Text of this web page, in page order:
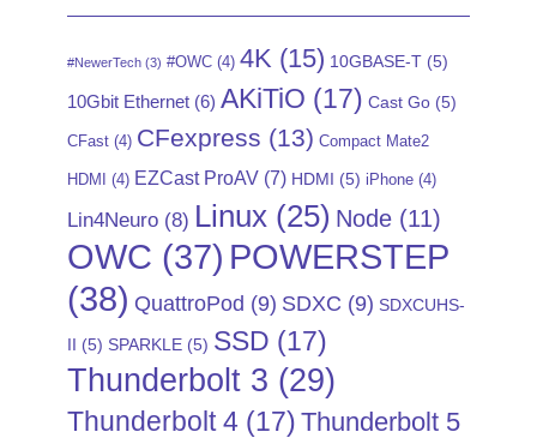
#NewerTech (3) #OWC (4) 4K (15) 10GBASE-T (5)
10Gbit Ethernet (6) AKiTiO (17) Cast Go (5)
CFast (4) CFexpress (13) Compact Mate2
HDMI (4) EZCast ProAV (7) HDMI (5) iPhone (4)
Lin4Neuro (8) Linux (25) Node (11)
OWC (37) POWERSTEP
(38) QuattroPod (9) SDXC (9) SDXCUHS-
II (5) SPARKLE (5) SSD (17)
Thunderbolt 3 (29)
Thunderbolt 4 (17) Thunderbolt 5